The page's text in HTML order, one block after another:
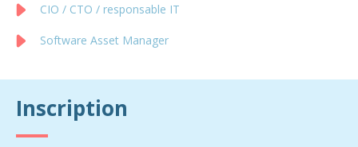
CIO / CTO / responsable IT
Software Asset Manager
Inscription